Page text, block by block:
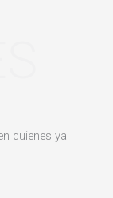
quienes ya